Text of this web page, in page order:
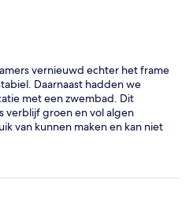
vernieuwd echter het frame
Daarnaast hadden we
met een zwembad. Dit
verblijf groen en vol algen
van kunnen maken en kan niet